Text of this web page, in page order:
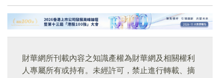
財華網所刊載內容之知識產權為財華網及相關權利
人專屬所有或持有。未經許可，禁止進行轉載、摘